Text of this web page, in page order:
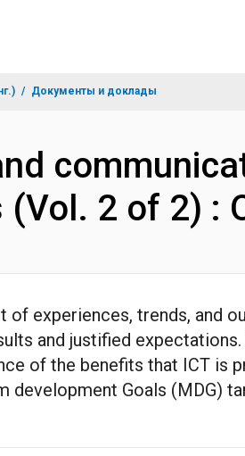
Документы и доклады
2 of 2) :
experiences, trends, and
and justified
of the benefits that ICT is
Goals (MDG)